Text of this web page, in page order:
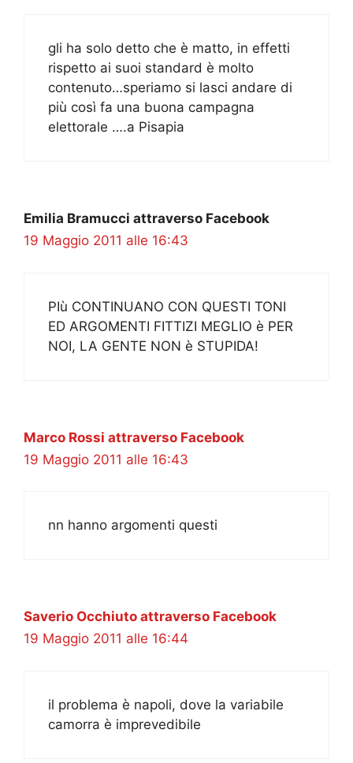
gli ha solo detto che è matto, in effetti
rispetto ai suoi standard è molto
contenuto…speriamo si lasci andare di
più così fa una buona campagna
elettorale ….a Pisapia
Emilia Bramucci attraverso Facebook
19 Maggio 2011 alle 16:43
PIù CONTINUANO CON QUESTI TONI
ED ARGOMENTI FITTIZI MEGLIO è PER
NOI, LA GENTE NON è STUPIDA!
Marco Rossi attraverso Facebook
19 Maggio 2011 alle 16:43
nn hanno argomenti questi
Saverio Occhiuto attraverso Facebook
19 Maggio 2011 alle 16:44
il problema è napoli, dove la variabile
camorra è imprevedibile